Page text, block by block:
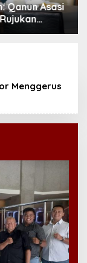
Qanun Asasi
NU,
Menggerus